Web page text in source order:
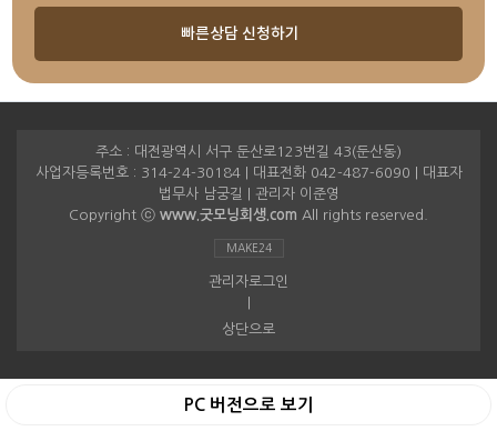
주소 : 대전광역시 서구 둔산로123번길 43(둔산동)
사업자등록번호 : 314-24-30184 | 대표전화 042-487-6090 | 대표자
법무사 남궁길 | 관리자 이준영
Copyright ⓒ www.굿모닝회생.com All rights reserved.
MAKE24
관리자로그인
상단으로
PC 버전으로 보기